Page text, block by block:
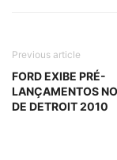
Previous article
FORD EXIBE PRÉ-
LANÇAMENTOS
DE DETROIT 2010